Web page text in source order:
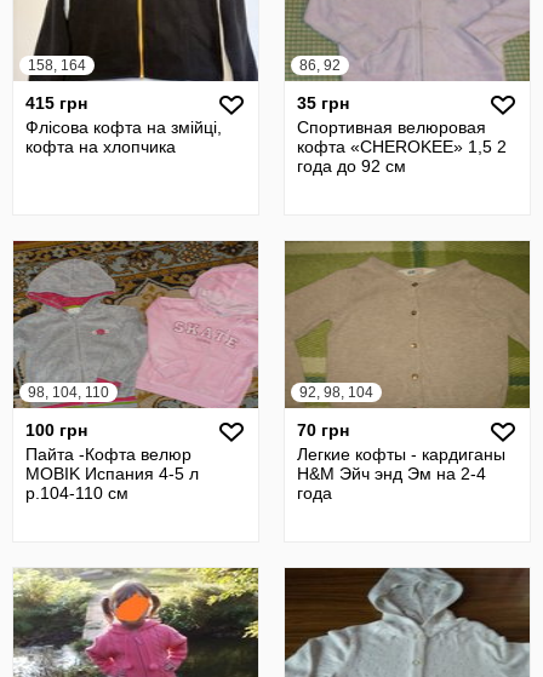
158, 164
415 грн
Флісова кофта на змійці,
кофта на хлопчика
86, 92
35 грн
Спортивная велюровая
кофта «CHEROKEE» 1,5 2
года до 92 см
98, 104, 110
100 грн
Пайта -Кофта велюр
MOBIK Испания 4-5 л
р.104-110 см
92, 98, 104
70 грн
Легкие кофты - кардиганы
H&M Эйч энд Эм на 2-4
года